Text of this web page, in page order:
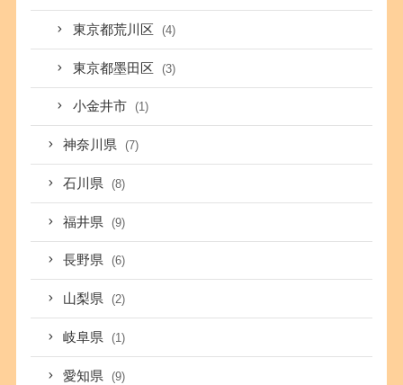
東京都荒川区 (4)
東京都墨田区 (3)
小金井市 (1)
神奈川県 (7)
石川県 (8)
福井県 (9)
長野県 (6)
山梨県 (2)
岐阜県 (1)
愛知県 (9)